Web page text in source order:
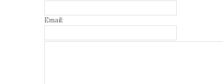
Email: